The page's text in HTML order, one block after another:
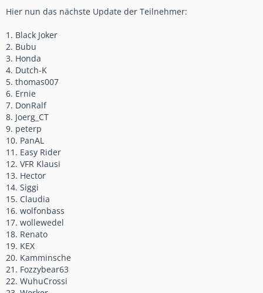
Hier nun das nächste Update der Teilnehmer:
1. Black Joker
2. Bubu
3. Honda
4. Dutch-K
5. thomas007
6. Ernie
7. DonRalf
8. Joerg_CT
9. peterp
10. PanAL
11. Easy Rider
12. VFR Klausi
13. Hector
14. Siggi
15. Claudia
16. wolfonbass
17. wollewedel
18. Renato
19. KEX
20. Kamminsche
21. Fozzybear63
22. WuhuCrossi